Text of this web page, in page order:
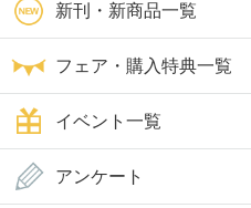
新刊・新商品一覧
フェア・購入特典一覧
イベント一覧
アンケート